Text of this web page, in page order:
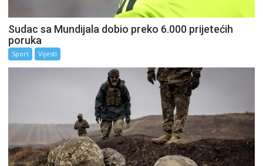
Sudac sa Mundijala dobio preko 6.000 prijetećih
poruka
Sport Vijesti